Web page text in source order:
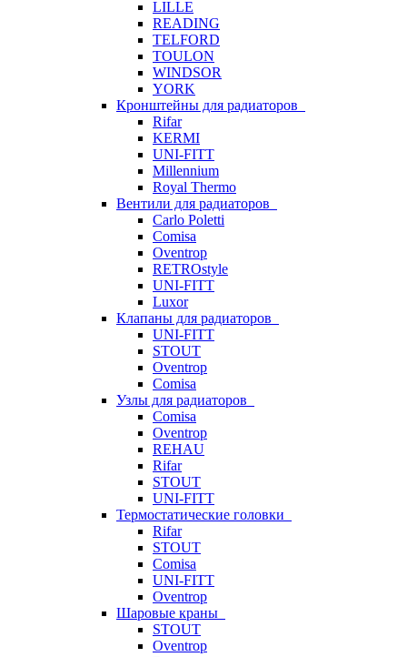
LILLE
READING
TELFORD
TOULON
WINDSOR
YORK
Кронштейны для радиаторов
Rifar
KERMI
UNI-FITT
Millennium
Royal Thermo
Вентили для радиаторов
Carlo Poletti
Comisa
Oventrop
RETROstyle
UNI-FITT
Luxor
Клапаны для радиаторов
UNI-FITT
STOUT
Oventrop
Comisa
Узлы для радиаторов
Comisa
Oventrop
REHAU
Rifar
STOUT
UNI-FITT
Термостатические головки
Rifar
STOUT
Comisa
UNI-FITT
Oventrop
Шаровые краны
STOUT
Oventrop